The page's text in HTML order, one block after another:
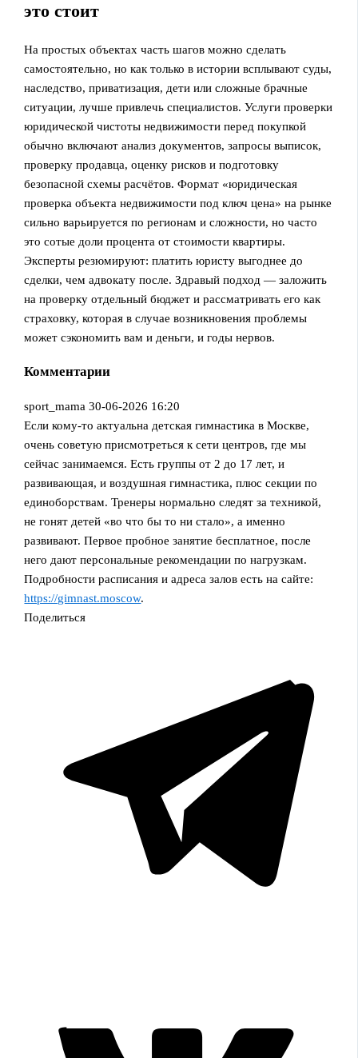
это стоит
На простых объектах часть шагов можно сделать
самостоятельно, но как только в истории всплывают суды,
наследство, приватизация, дети или сложные брачные
ситуации, лучше привлечь специалистов. Услуги проверки
юридической чистоты недвижимости перед покупкой
обычно включают анализ документов, запросы выписок,
проверку продавца, оценку рисков и подготовку
безопасной схемы расчётов. Формат «юридическая
проверка объекта недвижимости под ключ цена» на рынке
сильно варьируется по регионам и сложности, но часто
это сотые доли процента от стоимости квартиры.
Эксперты резюмируют: платить юристу выгоднее до
сделки, чем адвокату после. Здравый подход — заложить
на проверку отдельный бюджет и рассматривать его как
страховку, которая в случае возникновения проблемы
может сэкономить вам и деньги, и годы нервов.
Комментарии
sport_mama 30-06-2026 16:20
Если кому-то актуальна детская гимнастика в Москве,
очень советую присмотреться к сети центров, где мы
сейчас занимаемся. Есть группы от 2 до 17 лет, и
развивающая, и воздушная гимнастика, плюс секции по
единоборствам. Тренеры нормально следят за техникой,
не гонят детей «во что бы то ни стало», а именно
развивают. Первое пробное занятие бесплатное, после
него дают персональные рекомендации по нагрузкам.
Подробности расписания и адреса залов есть на сайте:
https://gimnast.moscow.
Поделиться